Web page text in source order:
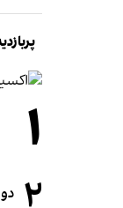
۱
دو